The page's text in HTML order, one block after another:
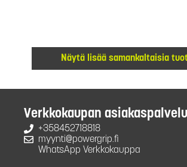
Näytä lisää samankaltaisia
Verkkokaupan asiakaspalvelu
+358452718818
myynti@powergrip.fi
WhatsApp Verkkokauppa